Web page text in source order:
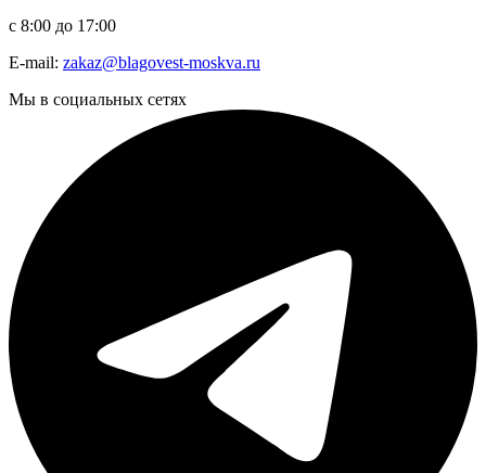
с 8:00 до 17:00
E-mail: zakaz@blagovest-moskva.ru
Мы в социальных сетях